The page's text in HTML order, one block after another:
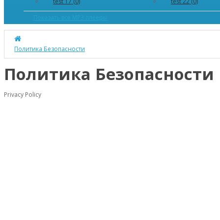
Политика Безопасности
Политика Безопасности
Privacy Policy